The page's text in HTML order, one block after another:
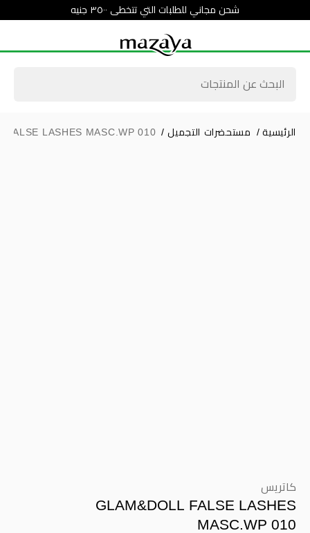
شحن مجاني للطلبات التي تتخطى ٣٥٠٠ جنيه
الرئيسية / مستحضرات التجميل /
FALSE LASHES MASC.WP 010
كاتريس
GLAM&DOLL FALSE LASHES
MASC.WP 010